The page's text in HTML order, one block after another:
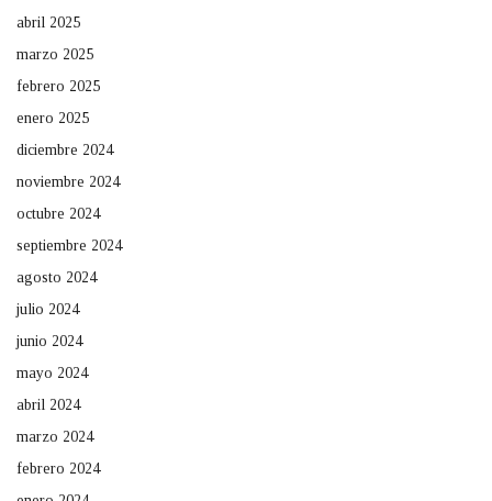
abril 2025
marzo 2025
febrero 2025
enero 2025
diciembre 2024
noviembre 2024
octubre 2024
septiembre 2024
agosto 2024
julio 2024
junio 2024
mayo 2024
abril 2024
marzo 2024
febrero 2024